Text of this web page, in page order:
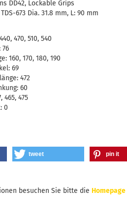
DD42, Lockable Grips
673 Dia. 31.8 mm, L: 90 mm
470, 510, 540
160, 170, 180, 190
69
472
60
465, 475
0
tweet pin it
besuchen Sie bitte die Homepage